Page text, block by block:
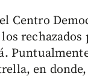
Centro
en